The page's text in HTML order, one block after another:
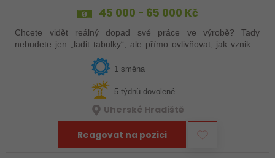
45 000 - 65 000 Kč
Chcete vidět reálný dopad své práce ve výrobě? Tady
nebudete jen „ladit tabulky“, ale přímo ovlivňovat, jak vznikají
špičkové produkty pro letectví, obrněnou techniku nebo
dopravní systémy. Hledáme…
1 směna
5 týdnů dovolené
Uherské Hradiště
Reagovat na pozici